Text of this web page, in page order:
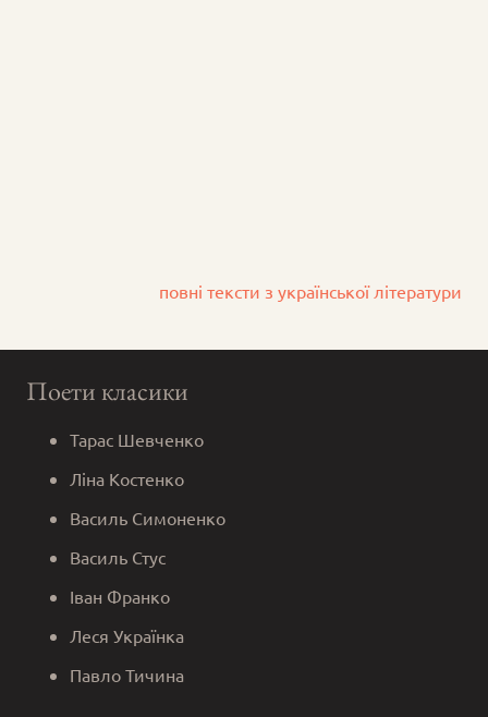
повні тексти з української літератури
Поети класики
Тарас Шевченко
Ліна Костенко
Василь Симоненко
Василь Стус
Іван Франко
Леся Українка
Павло Тичина